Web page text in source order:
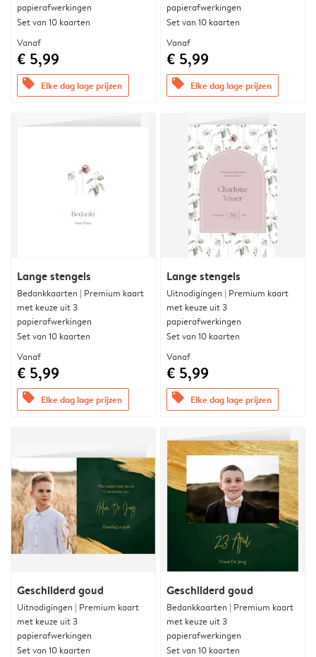
papierafwerkingen
Set van 10 kaarten
Vanaf
€ 5,99
offers Elke dag lage prijzen
papierafwerkingen
Set van 10 kaarten
Vanaf
€ 5,99
offers Elke dag lage prijzen
Lange stengels
Bedankkaarten | Premium kaart
met keuze uit 3
papierafwerkingen
Set van 10 kaarten
Vanaf
€ 5,99
offers Elke dag lage prijzen
Lange stengels
Uitnodigingen | Premium kaart
met keuze uit 3
papierafwerkingen
Set van 10 kaarten
Vanaf
€ 5,99
offers Elke dag lage prijzen
Geschilderd goud
Uitnodigingen | Premium kaart
met keuze uit 3
papierafwerkingen
Set van 10 kaarten
Geschilderd goud
Bedankkaarten | Premium kaart
met keuze uit 3
papierafwerkingen
Set van 10 kaarten